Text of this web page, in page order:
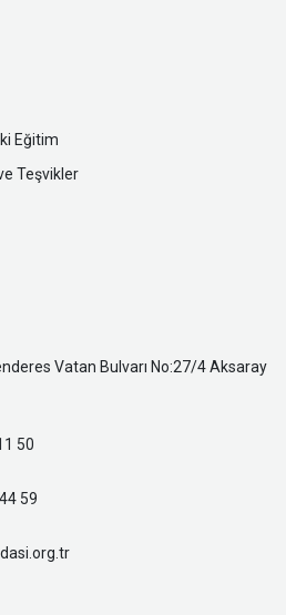
Eğitim
Teşvikler
Vatan Bulvarı No:27/4 Aksaray
50
59